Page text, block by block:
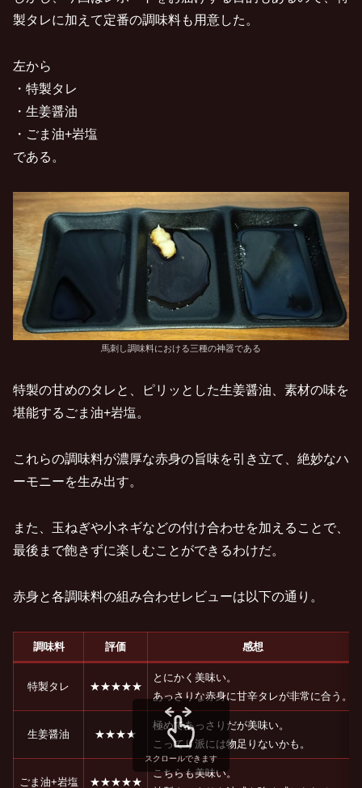
製タレに加えて定番の調味料も用意した。
左から
・特製タレ
・生姜醤油
・ごま油+岩塩
である。
馬刺し調味料における三種の神器である
特製の甘めのタレと、ピリッとした生姜醤油、素材の味を
堪能するごま油+岩塩。
これらの調味料が濃厚な赤身の旨味を引き立て、絶妙なハ
ーモニーを生み出す。
また、玉ねぎや小ネギなどの付け合わせを加えることで、
最後まで飽きずに楽しむことができるわけだ。
赤身と各調味料の組み合わせレビューは以下の通り。
調味料 評価 感想
特製タレ ★★★★★
とにかく美味い。
あっさりな赤身に甘辛タレが非常に合う。
生姜醤油 ★★★★
極めてあっさりだが美味い。
こってり派には物足りないかも。
ごま油+岩塩 ★★★★★
こちらも美味い。
スクロールできます